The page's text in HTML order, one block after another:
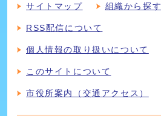
サイトマップ 組織から探す
RSS配信について
個人情報の取り扱いについて
このサイトについて
市役所案内（交通アクセス）